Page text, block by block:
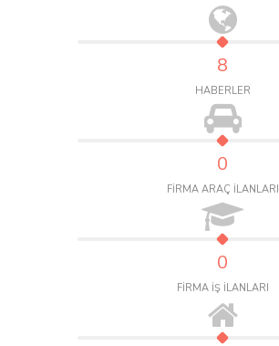
8
HABERLER
0
FİRMA ARAÇ İLANLARI
0
FİRMA İŞ İLANLARI